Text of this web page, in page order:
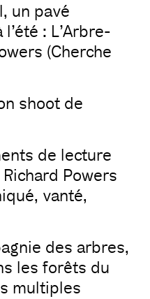
un pavé
: L’Arbre-
(Cherche
shoot de
de lecture
Powers
vanté,
des arbres,
les forêts du
multiples